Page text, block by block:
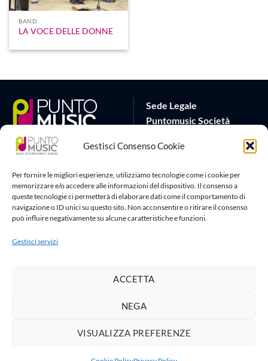
Gestisci Consenso Cookie
Per fornire le migliori esperienze, utilizziamo tecnologie come i cookie per
memorizzare e/o accedere alle informazioni del dispositivo. Il consenso a
queste tecnologie ci permetterà di elaborare dati come il comportamento di
navigazione o ID unici su questo sito. Non acconsentire o ritirare il consenso
può influire negativamente su alcune caratteristiche e funzioni.
Gestisci servizi
ACCETTA
NEGA
VISUALIZZA PREFERENZE
BAND
LA VOCE DELLE DONNE
Sede Legale
Puntomusic Società
Via G.B. Rota 17
P.IVA 03795620982
Sede Operativa
via G.Puccini 22
25080 Padenghe sul Garda
Artlife Cloud
Copyright 2026 ©Puntomusic Società Cooperativa